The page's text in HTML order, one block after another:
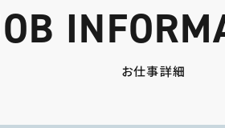
お仕事詳細